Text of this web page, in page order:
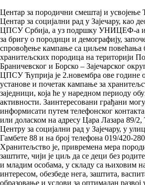
Центар за породични смештај и усвојење
Центар за социјални рад у Зајечару, као
ЦПСУ Србија, а уз подршку УНИЦЕФ-а и
за бригу о породици и демографију,
спровођење кампање са циљем повећања
хранитељских породица на територији
Браничевског и Борско – Зајечарског
ЦПСУ Ћуприја је 2.новембра ове године
установе и почетак кампање за
заједници, која ће у наредном периоду
активности. Заинтересовани грађани
информисати путем телефонског
или доласком на адресу Цара Лазара 89/
Центру за социјални рад у Зајечару, у
Гамбете 88 и на број телефона 019/420-
Хранитељство је, привремена мера
заштите, чији је циљ да се деци без
и младим особама, у складу са њиховим
интересом, обезбеде нега, заштита,
образовање и услови за оптималан